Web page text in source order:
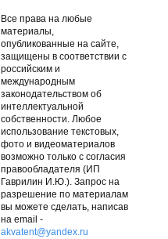
Все права на любые
материалы,
опубликованные на сайте,
защищены в соответствии с
российским и
международным
законодательством об
интеллектуальной
собственности. Любое
использование текстовых,
фото и видеоматериалов
возможно только с согласия
правообладателя (ИП
Гаврилин И.Ю.). Запрос на
разрешение по материалам
вы можете сделать, написав
на email -
akvatent@yandex.ru